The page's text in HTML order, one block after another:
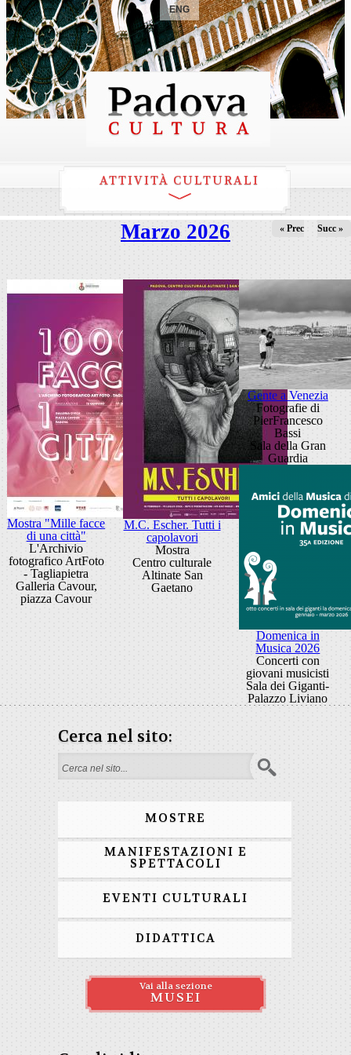
ENG
ATTIVITÀ CULTURALI
Marzo 2026 « Prec Succ »
Mostra "Mille facce
di una città"
L'Archivio
fotografico ArtFoto
- Tagliapietra
Galleria Cavour,
piazza Cavour
M.C. Escher. Tutti i
capolavori
Mostra
Centro culturale
Altinate San
Gaetano
Gente a Venezia
Fotografie di
PierFrancesco
Bassi
Sala della Gran
Guardia
Domenica in
Musica 2026
Concerti con
giovani musicisti
Sala dei Giganti-
Palazzo Liviano
Cerca nel sito:
Form di ricerca
MOSTRE
MANIFESTAZIONI E
SPETTACOLI
EVENTI CULTURALI
DIDATTICA
Vai alla sezione
MUSEI